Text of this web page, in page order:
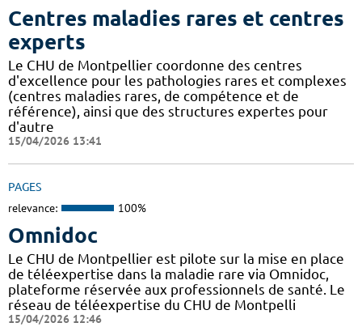
Centres maladies rares et centres
experts
Le CHU de Montpellier coordonne des centres
d'excellence pour les pathologies rares et complexes
(centres maladies rares, de compétence et de
référence), ainsi que des structures expertes pour
d'autre
15/04/2026 13:41
PAGES
relevance: 100%
Omnidoc
Le CHU de Montpellier est pilote sur la mise en place
de téléexpertise dans la maladie rare via Omnidoc,
plateforme réservée aux professionnels de santé. Le
réseau de téléexpertise du CHU de Montpelli
15/04/2026 12:46